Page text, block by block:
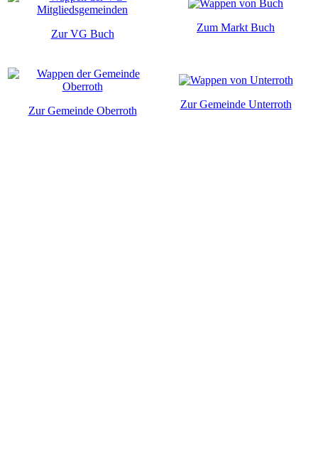
Zur VG Buch
Zum Markt Buch
Zur Gemeinde Oberroth
Zur Gemeinde Unterroth